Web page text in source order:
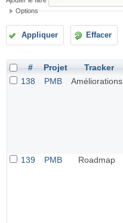
Options
Appliquer Effacer
# Projet Tracker
138
PMB Améliorations
139
PMB Roadmap